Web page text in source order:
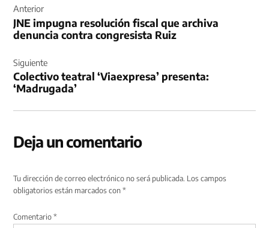
de
entradas
Anterior
JNE impugna resolución fiscal que archiva
denuncia contra congresista Ruiz
Siguiente
Colectivo teatral ‘Viaexpresa’ presenta:
‘Madrugada’
Deja un comentario
Tu dirección de correo electrónico no será publicada. Los campos
obligatorios están marcados con*
Comentario*